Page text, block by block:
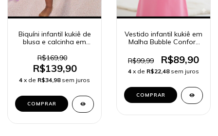
Biquíni infantil kukiê de
blusa e calcinha em
83717
R$169,90
R$139,90
4 x de R$34,98 sem juros
COMPRAR
Vestido infantil kukiê em
Malha Bubble Confort
R$99,99
R$89,90
4 x de R$22,48 sem juros
COMPRAR